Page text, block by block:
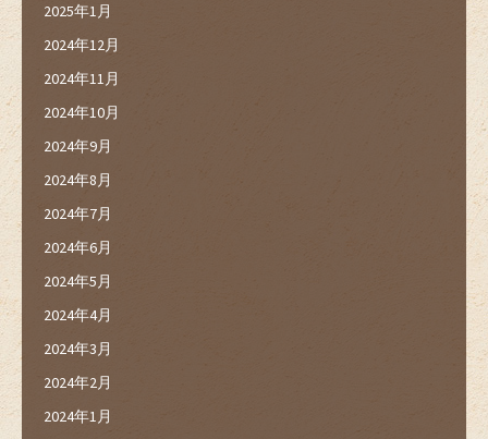
2025年1月
2024年12月
2024年11月
2024年10月
2024年9月
2024年8月
2024年7月
2024年6月
2024年5月
2024年4月
2024年3月
2024年2月
2024年1月